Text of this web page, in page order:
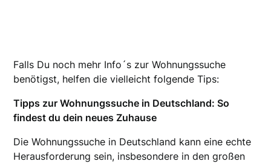
Falls Du noch mehr Info´s zur Wohnungssuche
benötigst, helfen die vielleicht folgende Tips:
Tipps zur Wohnungssuche in Deutschland: So
findest du dein neues Zuhause
Die Wohnungssuche in Deutschland kann eine echte
Herausforderung sein, insbesondere in den großen